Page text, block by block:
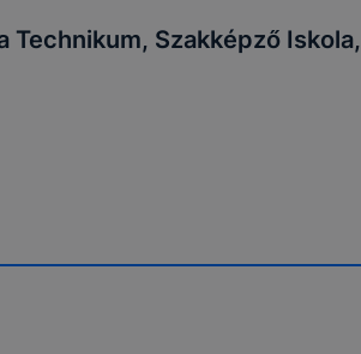
Technikum, Szakképző Iskola,